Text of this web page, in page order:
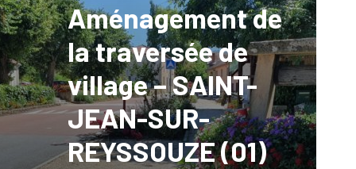
Aménagement de
la traversée de
village – SAINT-
JEAN-SUR-
REYSSOUZE (01)